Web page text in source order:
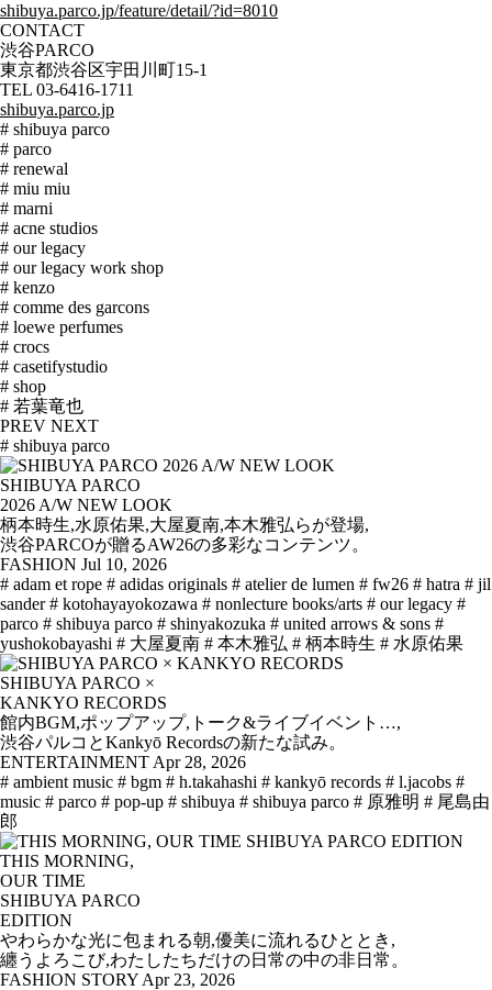
shibuya.parco.jp/feature/detail/?id=8010
CONTACT
渋谷PARCO
東京都渋谷区宇田川町15-1
TEL 03-6416-1711
shibuya.parco.jp
# shibuya parco
# parco
# renewal
# miu miu
# marni
# acne studios
# our legacy
# our legacy work shop
# kenzo
# comme des garcons
# loewe perfumes
# crocs
# casetifystudio
# shop
# 若葉竜也
PREV NEXT
# shibuya parco
SHIBUYA PARCO
2026 A/W NEW LOOK
柄本時生,水原佑果,大屋夏南,本木雅弘らが登場,
渋谷PARCOが贈るAW26の多彩なコンテンツ。
FASHION Jul 10, 2026
# adam et rope # adidas originals # atelier de lumen # fw26 # hatra # jil
sander # kotohayayokozawa # nonlecture books/arts # our legacy #
parco # shibuya parco # shinyakozuka # united arrows & sons #
yushokobayashi # 大屋夏南 # 本木雅弘 # 柄本時生 # 水原佑果
SHIBUYA PARCO ×
KANKYO RECORDS
館内BGM,ポップアップ,トーク&ライブイベント…,
渋谷パルコとKankyō Recordsの新たな試み。
ENTERTAINMENT Apr 28, 2026
# ambient music # bgm # h.takahashi # kankyō records # l.jacobs #
music # parco # pop-up # shibuya # shibuya parco # 原雅明 # 尾島由
郎
THIS MORNING,
OUR TIME
SHIBUYA PARCO
EDITION
やわらかな光に包まれる朝,優美に流れるひととき,
纏うよろこび,わたしたちだけの日常の中の非日常。
FASHION STORY Apr 23, 2026